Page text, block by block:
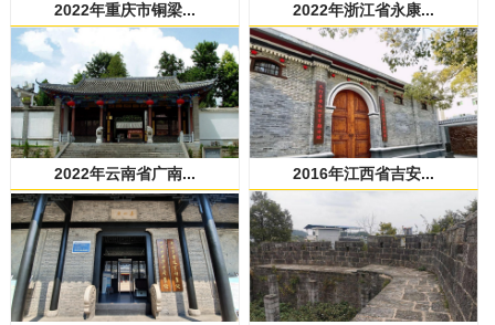
2022年重庆市铜梁... 2022年浙江省永康...
2022年云南省广南... 2016年江西省吉安...